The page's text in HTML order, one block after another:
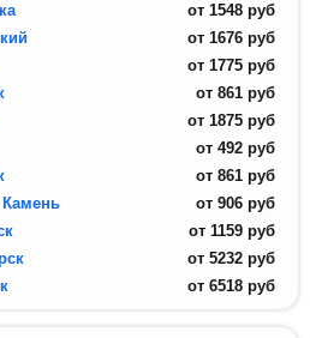
от 1548 руб
от 1676 руб
от 1775 руб
от 861 руб
от 1875 руб
от 492 руб
от 861 руб
от 906 руб
от 1159 руб
от 5232 руб
от 6518 руб